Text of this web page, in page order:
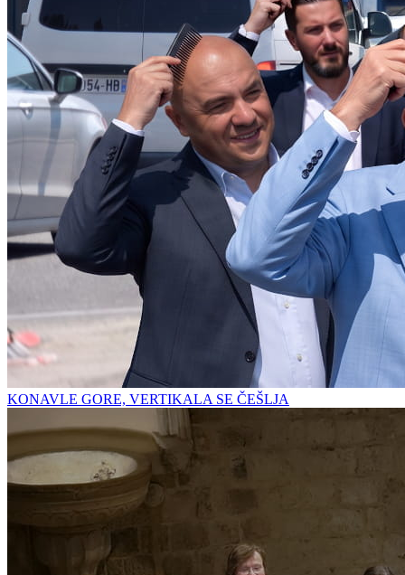
KONAVLE GORE, VERTIKALA SE ČEŠLJA